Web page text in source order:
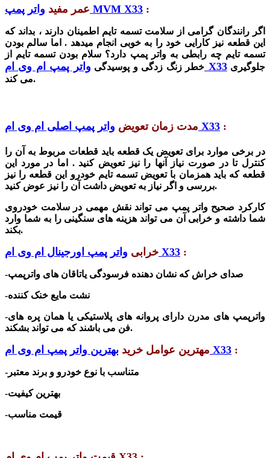
عمر مفید واتر پمپ MVM X33 :
اگررانندگان گرامی از سلامت تسمه تایم اطمینان دارند ، بداند که
این قطعه نیز کارایی خود را به خوبی انجام میدهد . اما سالم بودن
تسمه تایم چه رابطی به واتر پمپ دارد؟ سلام بودن تسمه تایم از
خطر زنگ زدگی و پوسیدگی واتر پمپ ام وی ام X33جلوگیری
می کند.
مدت زمان تعویض واتر پمپ اصلی ام وی ام X33 :
در برخی موارد برای تعویض یک قطعه باید قطعات مربوط به آن را
کنترل تا در صورت نیاز آنها را نیز تعویض کنید . اما در مورد این
قطعه که باید همزمان با تعویض تسمه تایم خودرو این قطعه را نیز
بررسی و اگر نیاز به تعویض داشت آن را نیز عوض کنید.
کارکرد صحیح واتر پمپ می تواند نقش مهمی در سلامت خودروی
شما دا شته و خرابی آن می تواند هزینه های سنگینی را به شما وارد
بکند.
خرابی واتر پمپ اورجینال ام وی ام X33 :
-صدای خراش که نشان دهنده فرسودگی یاتاقان های واترپمپ
-نشت مایع خنک کننده
-واترپمپ های مدرن دارای پروانه های پلاستیکی یا همان پره های
فن می باشند که می تواند بشکند.
مهترین عوامل خرید بهترین واتر پمپ ام وی ام X33 :
-متناسب با نوع خودرو و برند معتبر
-بهترین کیفیت
-قیمت مناسب